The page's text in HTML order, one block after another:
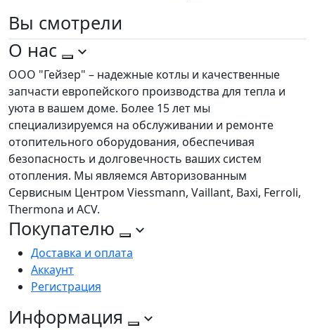
Вы смотрели
О нас
ООО "Гейзер" – надежные котлы и качественные
запчасти европейского производства для тепла и
уюта в вашем доме. Более 15 лет мы
специализируемся на обслуживании и ремонте
отопительного оборудования, обеспечивая
безопасность и долговечность ваших систем
отопления. Мы являемся Авторизованным
Сервисным Центром Viessmann, Vaillant, Baxi, Ferroli,
Thermona и ACV.
Покупателю
Доставка и оплата
Аккаунт
Регистрация
Информация